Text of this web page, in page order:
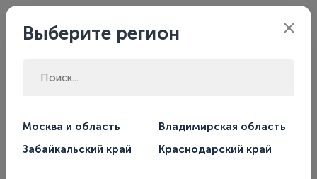
Филиал:
Владимирская
Выберите регион
Москва и область
Владимирская область
Забайкальский край
Краснодарский край